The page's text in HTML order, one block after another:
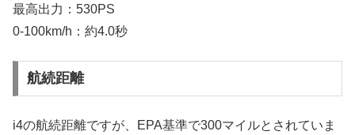
最高出力：530PS
0-100km/h：約4.0秒
航続距離
i4の航続距離ですが、EPA基準で300マイルとされていま